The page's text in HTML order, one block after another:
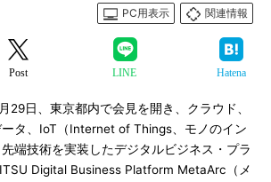
PC用表示
関連情報
Post LINE Hatena
29日、東京都内で会見を開き、クラウド、
タ、IoT（Internet of Things、モノのイン
端技術を実装したデジタルビジネス・プラ
Digital Business Platform MetaArc（メ